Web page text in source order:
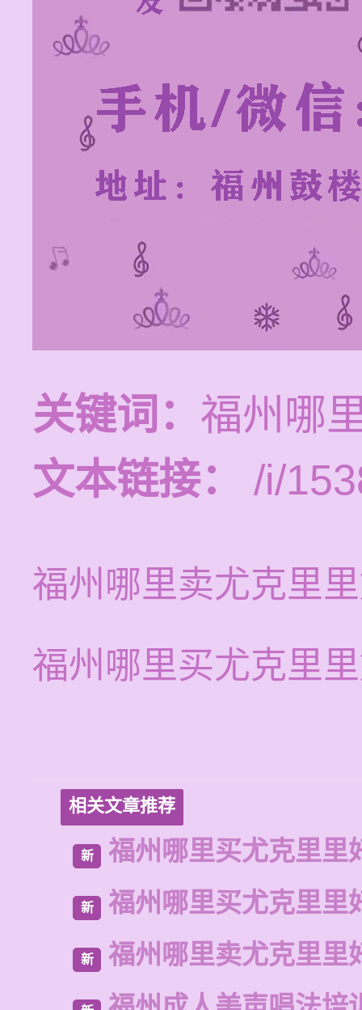
关键词： 福州哪
文本链接：
/i/
福州哪里卖尤克里
福州哪里买尤克里
相关文章推荐
新 福州哪里买尤克里里
新 福州哪里买尤克里里
新 福州哪里卖尤克里里